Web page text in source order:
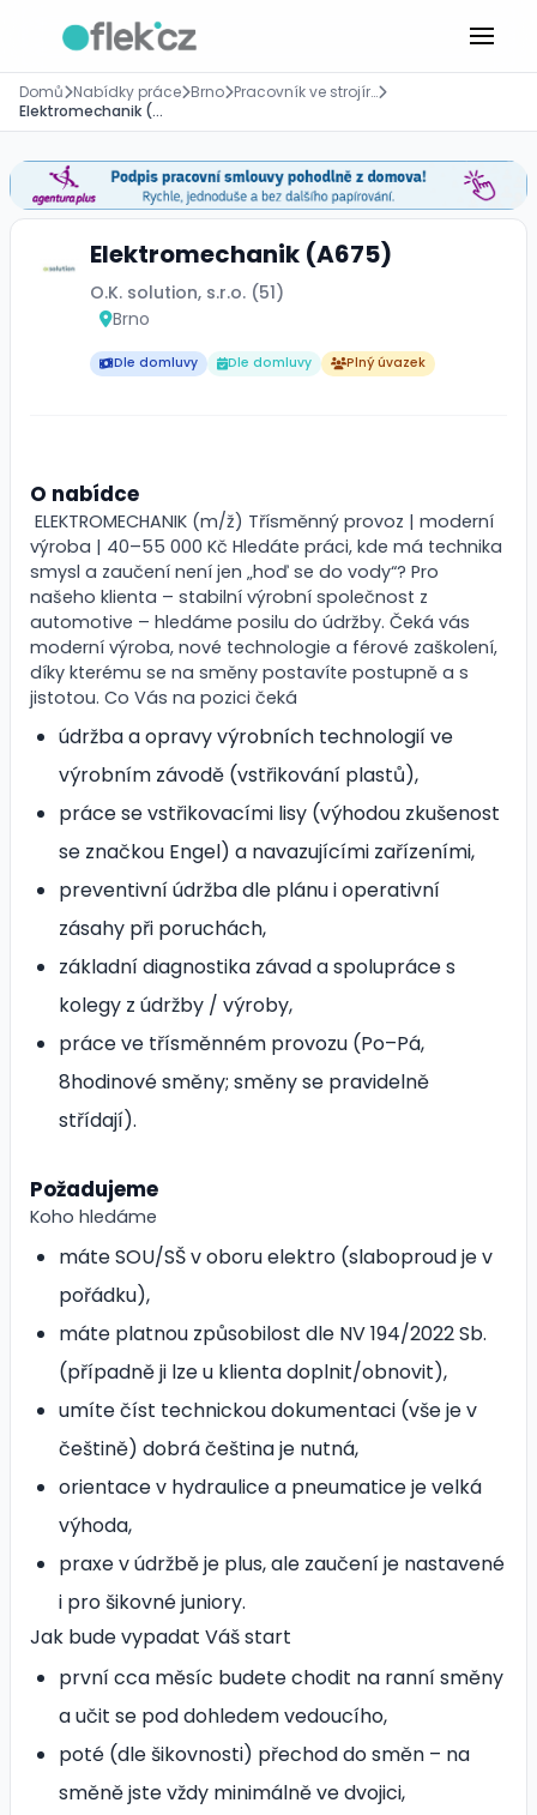
Domů Nabídky práce Brno
Pracovník ve strojírenství
Elektromechanik (A675)
Elektromechanik (A675)
O.K. solution, s.r.o. (51)
Brno
Dle domluvy Dle domluvy Plný úvazek
O nabídce
ELEKTROMECHANIK (m/ž) Třísměnný provoz | moderní
výroba | 40–55 000 Kč Hledáte práci, kde má technika
smysl a zaučení není jen „hoď se do vody“? Pro
našeho klienta – stabilní výrobní společnost z
automotive – hledáme posilu do údržby. Čeká vás
moderní výroba, nové technologie a férové zaškolení,
díky kterému se na směny postavíte postupně a s
jistotou. Co Vás na pozici čeká
údržba a opravy výrobních technologií ve
výrobním závodě (vstřikování plastů),
práce se vstřikovacími lisy (výhodou zkušenost
se značkou Engel) a navazujícími zařízeními,
preventivní údržba dle plánu i operativní
zásahy při poruchách,
základní diagnostika závad a spolupráce s
kolegy z údržby / výroby,
práce ve třísměnném provozu (Po–Pá,
8hodinové směny; směny se pravidelně
střídají).
Požadujeme
Koho hledáme
máte SOU/SŠ v oboru elektro (slaboproud je v
pořádku),
máte platnou způsobilost dle NV 194/2022 Sb.
(případně ji lze u klienta doplnit/obnovit),
umíte číst technickou dokumentaci (vše je v
češtině) dobrá čeština je nutná,
orientace v hydraulice a pneumatice je velká
výhoda,
praxe v údržbě je plus, ale zaučení je nastavené
i pro šikovné juniory.
Jak bude vypadat Váš start
první cca měsíc budete chodit na ranní směny
a učit se pod dohledem vedoucího,
poté (dle šikovnosti) přechod do směn – na
směně jste vždy minimálně ve dvojici,